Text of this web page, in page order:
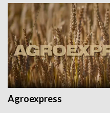
Agroexpress